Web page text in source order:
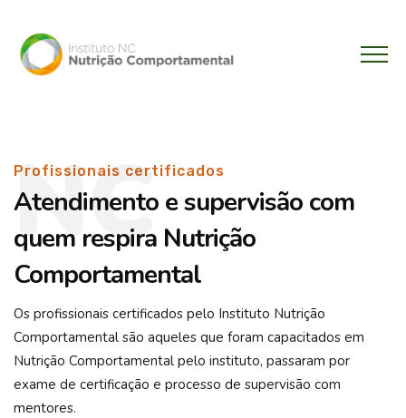
Profissionais certificados
NC
Atendimento e supervisão com
quem respira Nutrição
Comportamental
Os profissionais certificados pelo Instituto Nutrição
Comportamental são aqueles que foram capacitados em
Nutrição Comportamental pelo instituto, passaram por
exame de certificação e processo de supervisão com
mentores.